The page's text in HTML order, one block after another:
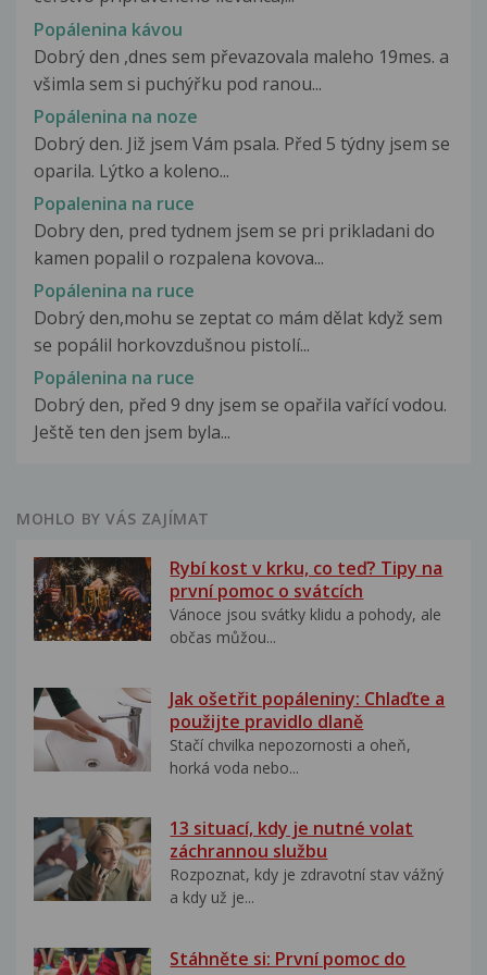
Popálenina kávou
Dobrý den ,dnes sem převazovala maleho 19mes. a
všimla sem si puchýřku pod ranou...
Popálenina na noze
Dobrý den. Již jsem Vám psala. Před 5 týdny jsem se
oparila. Lýtko a koleno...
Popalenina na ruce
Dobry den, pred tydnem jsem se pri prikladani do
kamen popalil o rozpalena kovova...
Popálenina na ruce
Dobrý den,mohu se zeptat co mám dělat když sem
se popálil horkovzdušnou pistolí...
Popálenina na ruce
Dobrý den, před 9 dny jsem se opařila vařící vodou.
Ještě ten den jsem byla...
MOHLO BY VÁS ZAJÍMAT
Rybí kost v krku, co teď? Tipy na
první pomoc o svátcích
Vánoce jsou svátky klidu a pohody, ale
občas můžou...
Jak ošetřit popáleniny: Chlaďte a
použijte pravidlo dlaně
Stačí chvilka nepozornosti a oheň,
horká voda nebo...
13 situací, kdy je nutné volat
záchrannou službu
Rozpoznat, kdy je zdravotní stav vážný
a kdy už je...
Stáhněte si: První pomoc do